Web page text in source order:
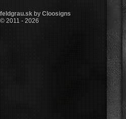
feldgrau.skbyCloosigns
© 2011 - 2026